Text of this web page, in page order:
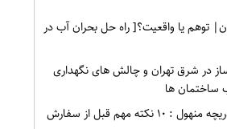
توهم یا واقعیت؟[ راه حل بحران آب در
در شرق تهران و چالش های نگهداری
ساختمان ها
نکته مهم قبل از سفارش